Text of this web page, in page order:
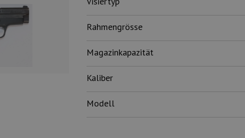
Rahmengrösse
Magazinkapazität
Kaliber
Modell